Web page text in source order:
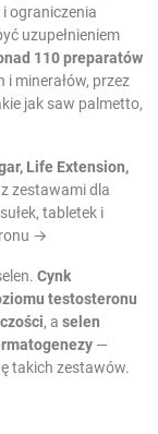
ograniczenia
uzupełnieniem
110 preparatów
minerałów, przez
jak saw palmetto,
Life Extension,
z zestawami dla
tabletek i
→
Cynk
testosteronu
, a selen
—
takich zestawów.